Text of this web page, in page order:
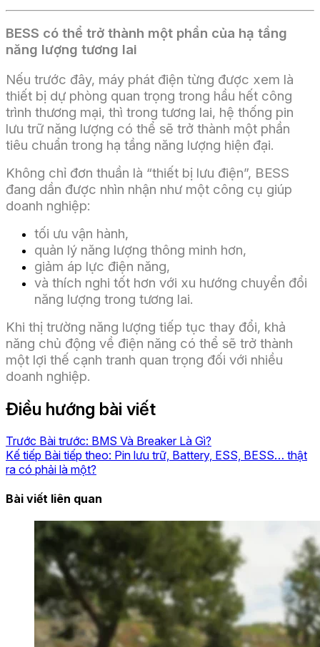
BESS có thể trở thành một phần của hạ tầng
năng lượng tương lai
Nếu trước đây, máy phát điện từng được xem là
thiết bị dự phòng quan trọng trong hầu hết công
trình thương mại, thì trong tương lai, hệ thống pin
lưu trữ năng lượng có thể sẽ trở thành một phần
tiêu chuẩn trong hạ tầng năng lượng hiện đại.
Không chỉ đơn thuần là “thiết bị lưu điện”, BESS
đang dần được nhìn nhận như một công cụ giúp
doanh nghiệp:
tối ưu vận hành,
quản lý năng lượng thông minh hơn,
giảm áp lực điện năng,
và thích nghi tốt hơn với xu hướng chuyển đổi
năng lượng trong tương lai.
Khi thị trường năng lượng tiếp tục thay đổi, khả
năng chủ động về điện năng có thể sẽ trở thành
một lợi thế cạnh tranh quan trọng đối với nhiều
doanh nghiệp.
Điều hướng bài viết
Trước Bài trước: BMS Và Breaker Là Gì?
Kế tiếp Bài tiếp theo: Pin lưu trữ, Battery, ESS, BESS… thật
ra có phải là một?
Bài viết liên quan